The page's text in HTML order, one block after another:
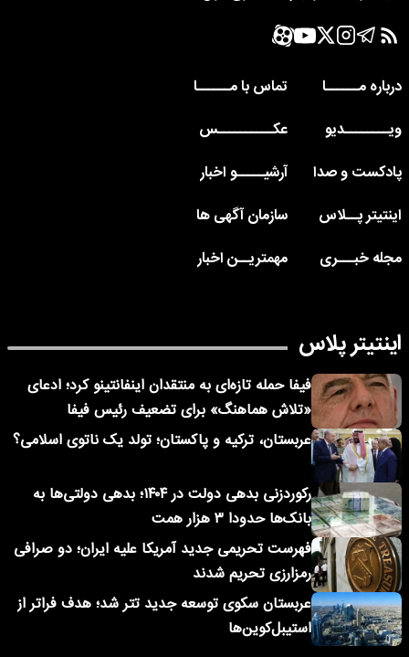
درباره مــــــا
تماس با مــــــا
ویــــــــدیو
عکــــــــــس
پادکست و صدا
آرشیـــــو اخبار
اینتیتر پــلاس
سازمان آگهی ها
مجله خبـــری
مهمتریــن اخبار
اینتیتر پلاس
فیفا حمله تازه‌ای به منتقدان اینفانتینو کرد؛ ادعای
«تلاش هماهنگ» برای تضعیف رئیس فیفا
عربستان، ترکیه و پاکستان؛ تولد یک ناتوی اسلامی؟
رکوردزنی بدهی دولت در ۱۴۰۴؛ بدهی دولتی‌ها به
بانک‌ها حدودا ۳ هزار همت
فهرست تحریمی جدید آمریکا علیه ایران؛ دو صرافی
رمزارزی تحریم شدند
عربستان سکوی توسعه جدید تتر شد؛ هدف فراتر از
استیبل‌کوین‌ها